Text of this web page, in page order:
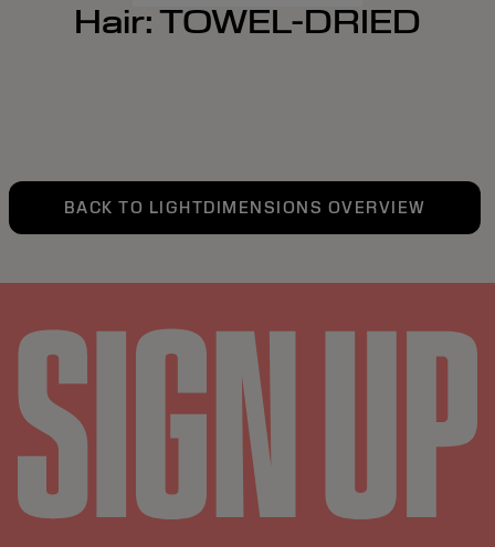
Hair: TOWEL-DRIED
BACK TO LIGHTDIMENSIONS OVERVIEW